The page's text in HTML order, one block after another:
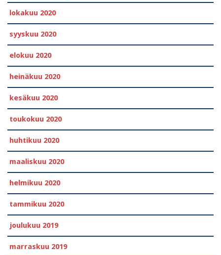
lokakuu 2020
syyskuu 2020
elokuu 2020
heinäkuu 2020
kesäkuu 2020
toukokuu 2020
huhtikuu 2020
maaliskuu 2020
helmikuu 2020
tammikuu 2020
joulukuu 2019
marraskuu 2019